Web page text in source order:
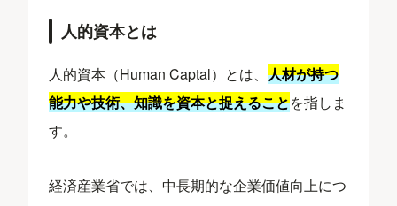
人的資本とは
人的資本（Human Captal）とは、人材が持つ
能力や技術、知識を資本と捉えることを指しま
す。
経済産業省では、中長期的な企業価値向上につ